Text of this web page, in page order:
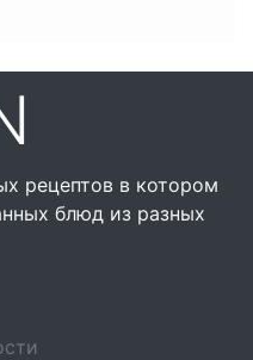
рецептов в котором
блюд из разных